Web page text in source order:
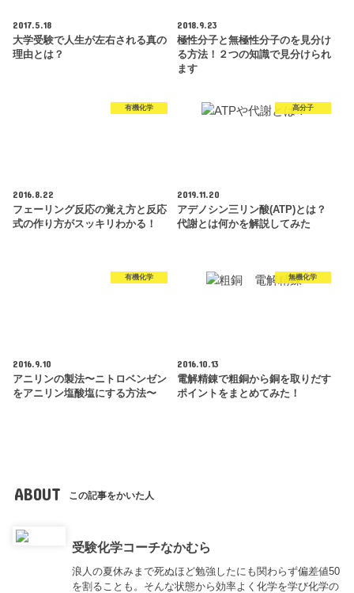
2017.5.18
大学受験で人生が左右される真の
理由とは？
2018.9.23
極性分子と無極性分子のを見分け
る方法！２つの知識で見分けられ
ます
有機化学
2016.8.22
フェーリング反応の覚え方と反応
式の作り方がスッキリわかる！
高分子
2019.11.20
アデノシン三リン酸(ATP)とは？
代謝とは何かを解説してみた
有機化学
2016.9.10
アニリンの製法〜ニトロベンゼン
をアニリン塩酸塩にする方法〜
無機化学
2016.10.13
電解精錬で粗銅から銅を取りだす
ポイントをまとめてみた！
ABOUT この記事をかいた人
受験化学コーチなかむら
浪人の夏休みまで死ぬほど勉強したにも関わらず偏差値50
を割ることも。そんな状態から効率よく化学を学び化学の